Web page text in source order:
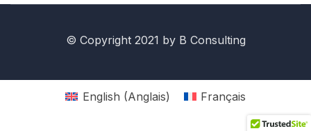
© Copyright 2021 by B Consulting
English (Anglais) Français